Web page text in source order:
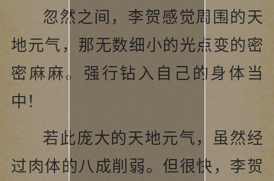
忽然之间，李贺感觉周围的天
地元气，那无数细小的光点变的密
密麻麻。强行钻入自己的身体当
中！
若此庞大的天地元气，虽然经
过肉体的八成削弱。但很快，李贺